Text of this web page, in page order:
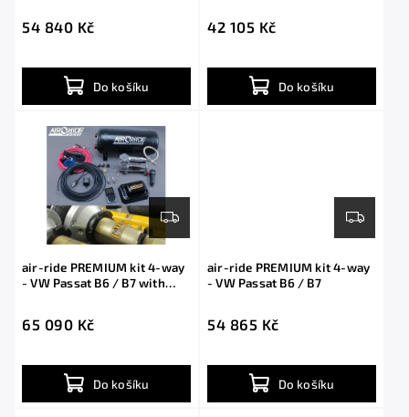
54 840 Kč
Do košíku
42 105 Kč
Do košíku
air-ride PREMIUM kit 4-way
- VW Passat B6 / B7 with
65 090 Kč
Do košíku
air-ride PREMIUM kit 4-way
- VW Passat B6 / B7
54 865 Kč
Do košíku